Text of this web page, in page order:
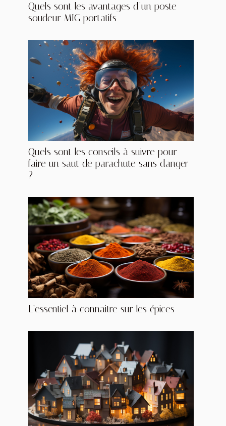
Quels sont les avantages d’un poste
soudeur MIG portatifs
Quels sont les conseils à suivre pour
faire un saut de parachute sans danger
?
L’essentiel à connaitre sur les épices